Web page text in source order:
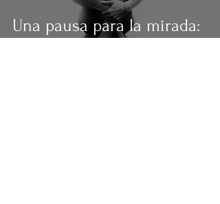
Una pausa para la mirada: